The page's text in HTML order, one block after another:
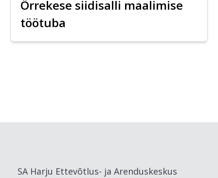
Örrekese siidisalli maalimise
töötuba
SA Harju Ettevõtlus- ja Arenduskeskus